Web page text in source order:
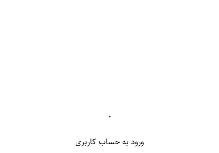
۰
ورود به حساب کاربری